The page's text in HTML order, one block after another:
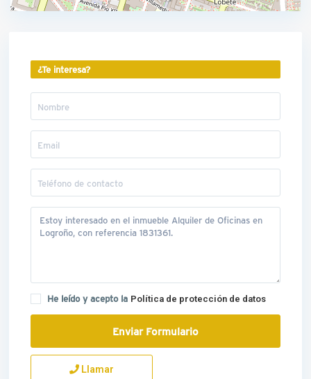
¿Te interesa?
He leído y acepto la Política de protección de datos
Llamar